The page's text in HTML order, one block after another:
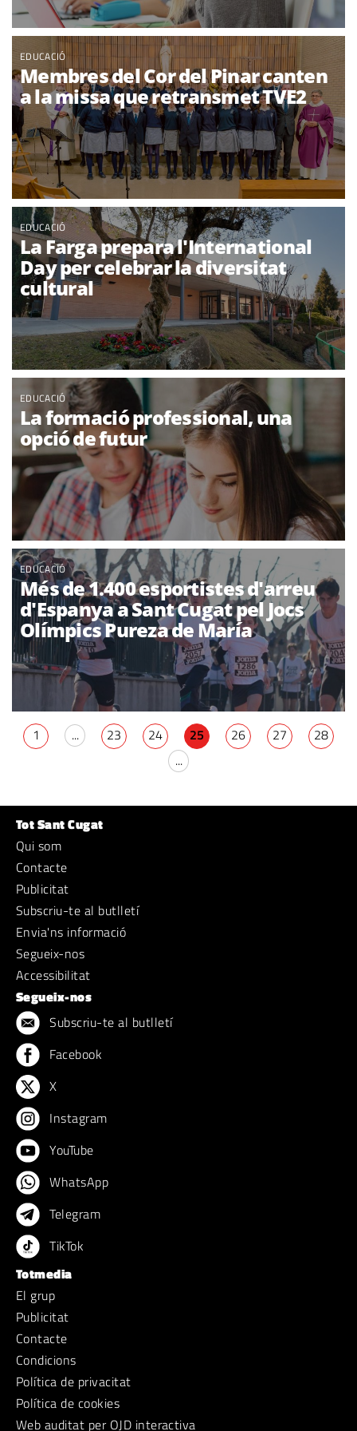
EDUCACIÓ
Membres del Cor del Pinar canten
a la missa que retransmet TVE2
EDUCACIÓ
La Farga prepara l'International
Day per celebrar la diversitat
cultural
EDUCACIÓ
La formació professional, una
opció de futur
EDUCACIÓ
Més de 1.400 esportistes d'arreu
d'Espanya a Sant Cugat pel Jocs
Olímpics Pureza de María
1 ... 23 24 25 26 27
28
...
Tot Sant Cugat
Qui som
Contacte
Publicitat
Subscriu-te al butlletí
Envia'ns informació
Segueix-nos
Accessibilitat
Segueix-nos
Subscriu-te al butlletí
Facebook
X
Instagram
YouTube
WhatsApp
Telegram
TikTok
Totmedia
El grup
Publicitat
Contacte
Condicions
Política de privacitat
Política de cookies
Web auditat per OJD interactiva